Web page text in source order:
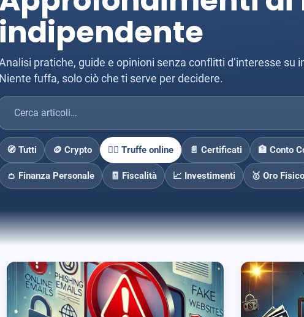
pratiche, guide e opinioni senza conflitti d’interesse
fuffa, solo ciò che ti serve per decidere.
🧭 Tutti 🪙 Crypto 🕵️‍♂️ Truffe online 📄 Certificati 🏦 Conto
👛 Finanza Personale 🧾 Fiscalità 📈 Investimenti 🥇 Oro Fisico